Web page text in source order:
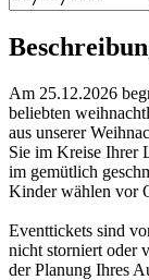
Am 25.12.2026
beliebten
aus unserer
Sie im Kreise Ihrer
im gemütlich
Kinder wählen vor
Eventtickets sind
nicht storniert oder
der Planung Ihres